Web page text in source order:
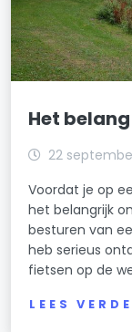
Het
22
Voordat je op
het belangrijk
besturen van
heb serieus
fietsen op de
LEES